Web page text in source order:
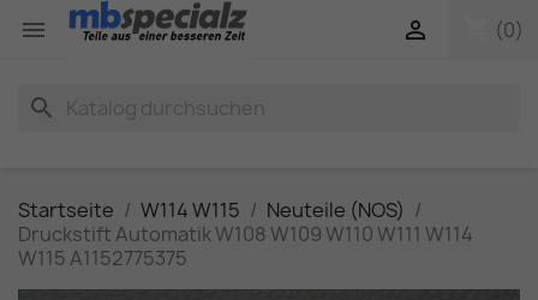
 (0)

search
Startseite W114 W115
Neuteile (NOS)
Druckstift Automatik W108 W109 W110 W111 W114
W115 A1152775375